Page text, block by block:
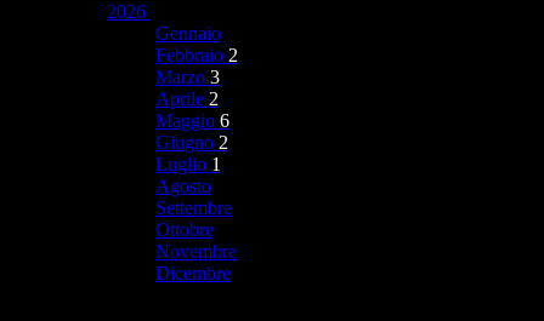
2026
Gennaio
Febbraio 2
Marzo 3
Aprile 2
Maggio 6
Giugno 2
Luglio 1
Agosto
Settembre
Ottobre
Novembre
Dicembre